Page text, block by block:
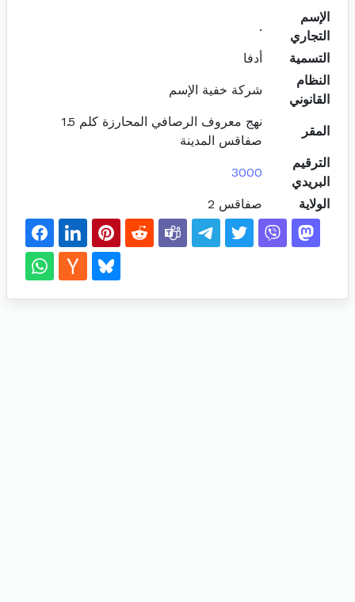
الإسم
التجاري
.
التسمية
أدفا
النظام
القانوني
شركة خفية الإسم
المقر
نهج معروف الرصافي المحارزة كلم 1.5
صفاقس المدينة
الترقيم
البريدي
3000
الولاية صفاقس 2